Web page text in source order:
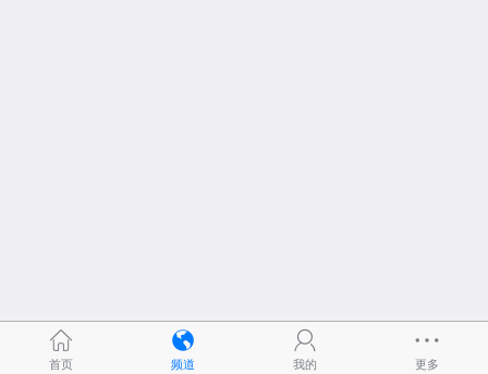
首页 频道 我的 更多